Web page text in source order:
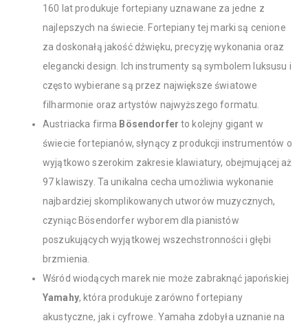
160 lat produkuje fortepiany uznawane za jedne z
najlepszych na świecie. Fortepiany tej marki są cenione
za doskonałą jakość dźwięku, precyzję wykonania oraz
elegancki design. Ich instrumenty są symbolem luksusu i
często wybierane są przez największe światowe
filharmonie oraz artystów najwyższego formatu.
Austriacka firma Bösendorfer to kolejny gigant w
świecie fortepianów, słynący z produkcji instrumentów o
wyjątkowo szerokim zakresie klawiatury, obejmującej aż
97 klawiszy. Ta unikalna cecha umożliwia wykonanie
najbardziej skomplikowanych utworów muzycznych,
czyniąc Bösendorfer wyborem dla pianistów
poszukujących wyjątkowej wszechstronności i głębi
brzmienia.
Wśród wiodących marek nie może zabraknąć japońskiej
Yamahy, która produkuje zarówno fortepiany
akustyczne, jak i cyfrowe. Yamaha zdobyła uznanie na